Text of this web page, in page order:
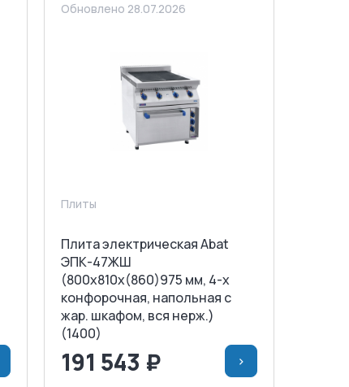
Обновлено 28.07.2026
Плиты
Плита электрическая Abat
ЭПК-47ЖШ
(800х810х(860)975 мм, 4-х
конфорочная, напольная с
жар. шкафом, вся нерж.)
(1400)
191 543 ₽ >